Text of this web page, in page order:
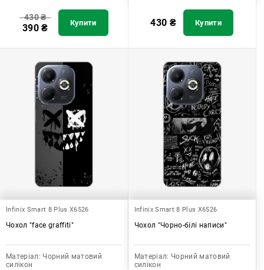
430₴
390₴ Купити 430 ₴ Купити
Infinix Smart 8 Plus X6526
Чохол "face graffiti"
Матеріал: Чорний матовий
силікон
Infinix Smart 8 Plus X6526
Чохол "Чорно-білі написи"
Матеріал: Чорний матовий
силікон